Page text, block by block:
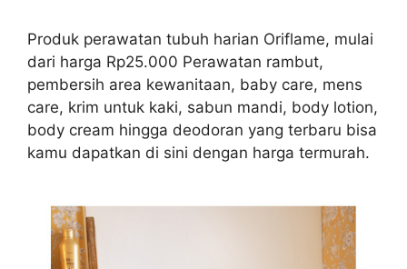
Produk perawatan tubuh harian Oriflame, mulai
dari harga Rp25.000 Perawatan rambut,
pembersih area kewanitaan, baby care, mens
care, krim untuk kaki, sabun mandi, body lotion,
body cream hingga deodoran yang terbaru bisa
kamu dapatkan di sini dengan harga termurah.